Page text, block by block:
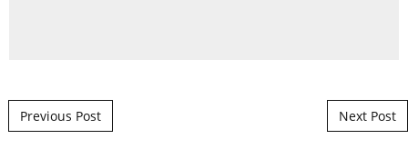
Post navigation
Previous Post Next Post